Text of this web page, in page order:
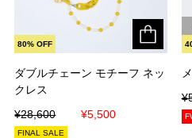
ダブルチェーン モチーフ ネッ
クレス
¥28,600
¥5,500
80% OFF
ダブルチェーン モチーフ ネッ
クレス
¥28,600
¥5,500
FINAL SALE